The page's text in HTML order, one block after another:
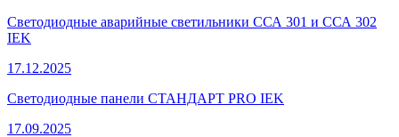
Светодиодные аварийные светильники ССА 301 и ССА 302
IEK
17.12.2025
Светодиодные панели СТАНДАРТ PRO IEK
17.09.2025